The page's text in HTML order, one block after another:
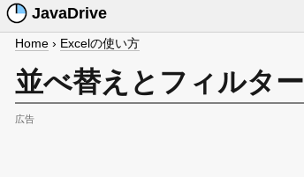
JavaDrive
Home › Excelの使い方
並べ替えとフィルター
広告